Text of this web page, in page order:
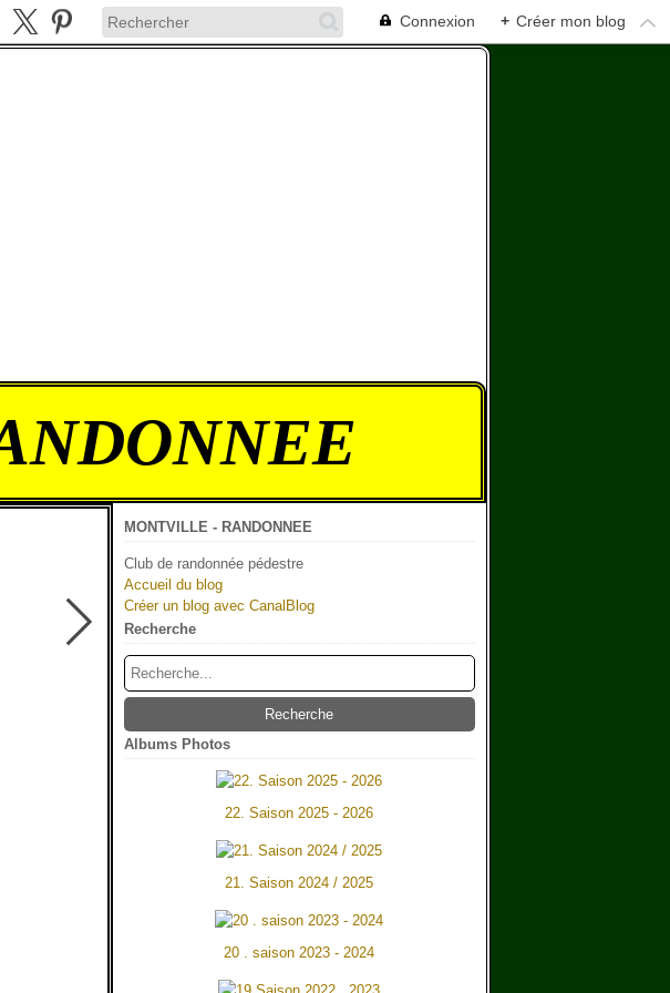
Connexion + Créer mon blog
MONTVILLE - RANDONNEE
Club de randonnée pédestre
Accueil du blog
Créer un blog avec CanalBlog
Recherche
Albums Photos
22. Saison 2025 - 2026
21. Saison 2024 / 2025
20 . saison 2023 - 2024